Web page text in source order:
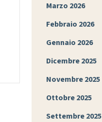
Marzo 2026
Febbraio 2026
Gennaio 2026
Dicembre 2025
Novembre 2025
Ottobre 2025
Settembre 2025